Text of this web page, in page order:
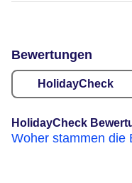
Bewertungen
HolidayCheck
HolidayCheck
Woher stammen die